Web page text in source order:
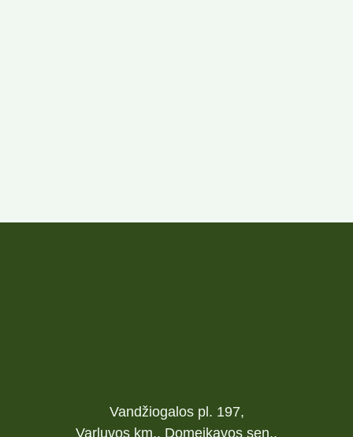
Vandžiogalos pl. 197,
Varluvos km., Domeikavos sen.,